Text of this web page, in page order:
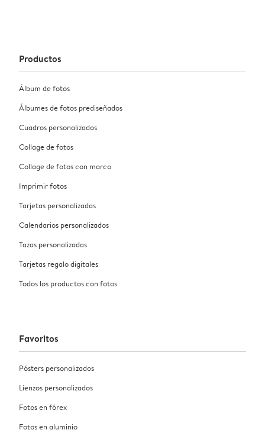
Productos
Álbum de fotos
Álbumes de fotos prediseñados
Cuadros personalizados
Collage de fotos
Collage de fotos con marco
Imprimir fotos
Tarjetas personalizadas
Calendarios personalizados
Tazas personalizadas
Tarjetas regalo digitales
Todos los productos con fotos
Favoritos
Pósters personalizados
Lienzos personalizados
Fotos en fórex
Fotos en aluminio